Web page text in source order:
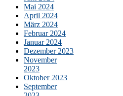
Mai 2024
April 2024
März 2024
Februar 2024
Januar 2024
Dezember 2023
November
2023
Oktober 2023
September